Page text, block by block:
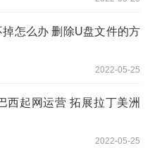
怎么办 删除U盘文件的方
2022-05-25
西起网运营 拓展拉丁美洲
2022-05-25